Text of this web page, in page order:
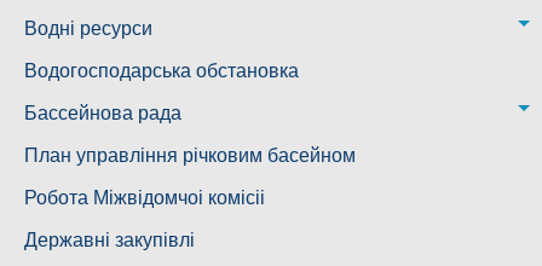
Новобузька дільниця
Снігурівська дільниця
Дільниця з обслуговування насосного обладнання та
водоочисних установок
Водні ресурси
Режими роботи водних об’єктів
Водогосподарська обстановка
Бассейнова рада
Басейнова рада Південного Бугу
Басейнова рада нижнього Дніпра
Басейнова рада річок Причорномор'я
План управління річковим басейном
Робота Міжвідомчоі комісіі
Державні закупівлі